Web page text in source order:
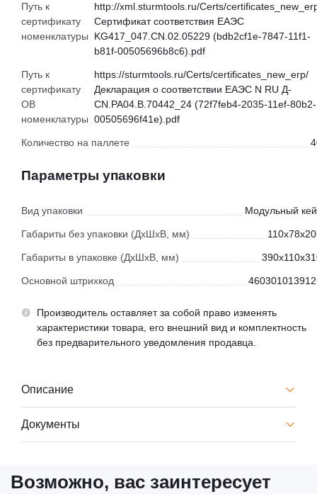
Путь к
сертификату
номенклатуры
http://xml.sturmtools.ru/Certs/
Сертификат соответствия ЕАЭС
KG417_047.CN.02.05229 (bdb2cf1e-7847-11f1-
b81f-00505696b8c6).pdf
Путь к
сертификату
ОВ
номенклатуры
https://sturmtools.ru/Certs/certificates_new_erp/
Декларация о соответствии ЕАЭС N RU Д-
CN.РА04.В.70442_24 (72f7feb4-2035-11ef-80b2-
00505696f41e).pdf
Количество на паллете
Параметры упаковки
Вид упаковки Модульный
Габариты без упаковки (ДхШхВ, мм)
Габариты в упаковке (ДхШхВ, мм)
Основной штрихкод
Производитель оставляет за собой право изменять
характеристики товара, его внешний вид и комплектность
без предварительного уведомления продавца.
Описание
Документы
Возможно, вас заинтересует